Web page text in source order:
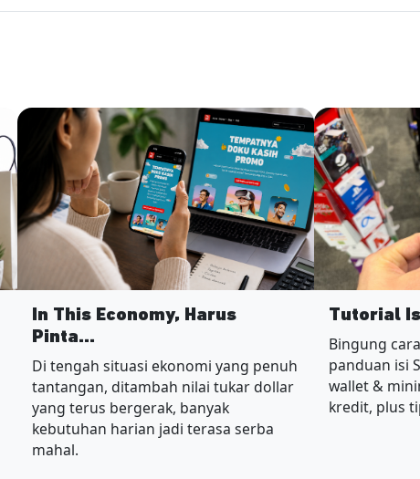
In This Economy, Harus
Pinta...
Di tengah situasi ekonomi yang penuh
tantangan, ditambah nilai tukar dollar
yang terus bergerak, banyak
kebutuhan harian jadi terasa serba
mahal.
Tutorial
Bingung
panduan isi
wallet &
kredit, plus